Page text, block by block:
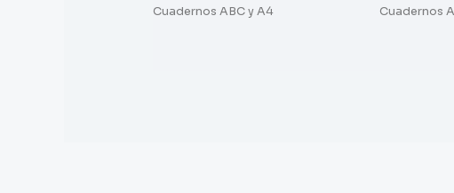
Cuadernos ABC y A4 Cuadernos